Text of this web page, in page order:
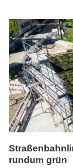
rundum grün